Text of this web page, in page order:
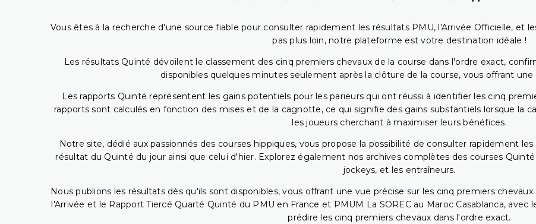
Vous êtes à la recherche d'une source fiable pour consulter rapidement les résultats PMU, l'Arrivée Officielle, et
pas plus loin, notre plateforme est votre destination idéale !
Les résultats Quinté dévoilent le classement des cinq premiers chevaux de la course dans l'ordre exact,
disponibles quelques minutes seulement après la clôture de la course, vous offrant
Les rapports Quinté représentent les gains potentiels pour les parieurs qui ont réussi à identifier les cinq
rapports sont calculés en fonction des mises et de la cagnotte, ce qui signifie des gains substantiels lorsque la
les joueurs cherchant à maximiser leurs bénéfices.
Notre site, dédié aux passionnés des courses hippiques, vous propose la possibilité de consulter rapidement
résultat du Quinté du jour ainsi que celui d'hier. Explorez également nos archives complètes des courses
jockeys, et les entraîneurs.
Nous publions les résultats dès qu'ils sont disponibles, vous offrant une vue précise sur les cinq premiers
l'Arrivée et le Rapport Tiercé Quarté Quinté du PMU en France et PMUM La SOREC au Maroc Casablanca,
prédire les cinq premiers chevaux dans l'ordre exact.